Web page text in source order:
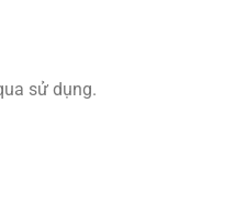
sử dụng.